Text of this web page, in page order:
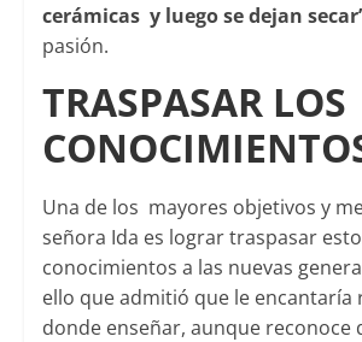
cerámicas y luego se dejan
pasión.
TRASPASAR LOS
Una de los mayores objetivos y
señora Ida es lograr traspasar
conocimientos a las nuevas
ello que admitió que le encantaría
donde enseñar, aunque reconoce